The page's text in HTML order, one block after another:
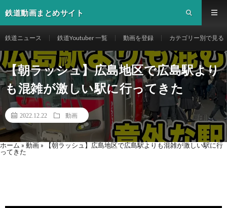
鉄道動画まとめサイト
鉄道ニュース 鉄道Youtuber 一覧 動画を登録 カテゴリー別で見る
【朝ラッシュ】広島地区で広島駅より
も混雑が激しい駅に行ってきた
2022.12.22 動画
ホーム » 動画 » 【朝ラッシュ】広島地区で広島駅よりも混雑が激しい駅に行
ってきた